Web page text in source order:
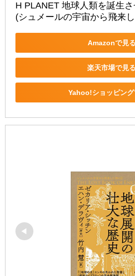
H PLANET 地球人類を誕生
(シュメールの宇宙から飛来
Amazonで見る
楽天市場で見る
Yahoo!ショッピング